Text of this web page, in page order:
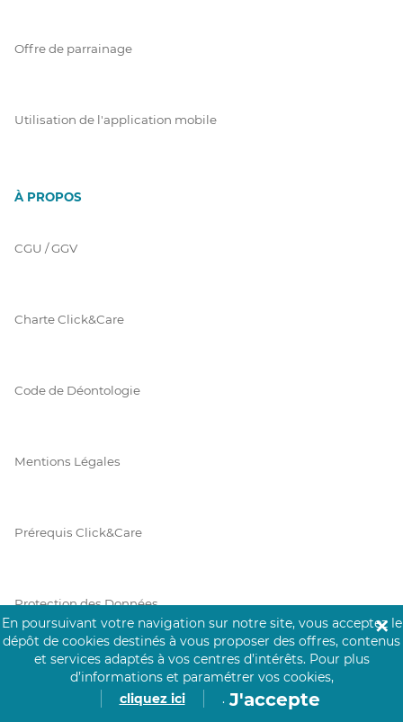
Offre de parrainage
Utilisation de l'application mobile
À PROPOS
CGU / GGV
Charte Click&Care
Code de Déontologie
Mentions Légales
Prérequis Click&Care
Protection des Données
Vie Privée
En poursuivant votre navigation sur notre site, vous acceptez le
dépôt de cookies destinés à vous proposer des offres, contenus
et services adaptés à vos centres d’intérêts. Pour plus
d’informations et paramétrer vos cookies,
cliquez ici
. J'accepte
✕